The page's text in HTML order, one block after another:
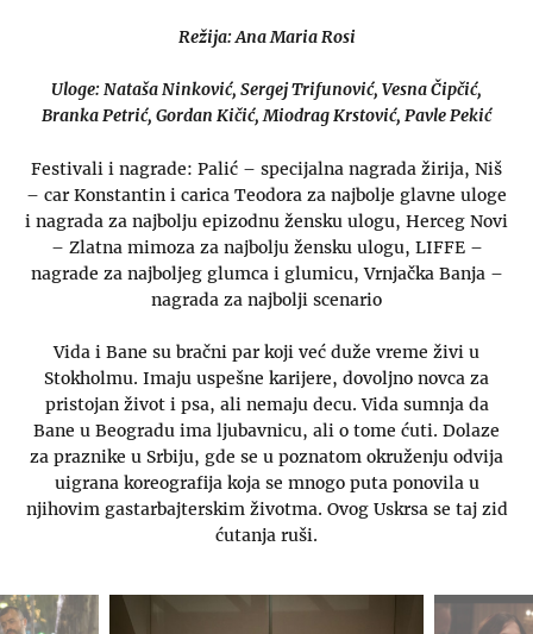
Režija: Ana Maria Rosi
Uloge: Nataša Ninković, Sergej Trifunović, Vesna Čipčić,
Branka Petrić, Gordan Kičić, Miodrag Krstović, Pavle Pekić
Festivali i nagrade: Palić – specijalna nagrada žirija, Niš
– car Konstantin i carica Teodora za najbolje glavne uloge
i nagrada za najbolju epizodnu žensku ulogu, Herceg Novi
– Zlatna mimoza za najbolju žensku ulogu, LIFFE –
nagrade za najboljeg glumca i glumicu, Vrnjačka Banja –
nagrada za najbolji scenario
Vida i Bane su bračni par koji već duže vreme živi u
Stokholmu. Imaju uspešne karijere, dovoljno novca za
pristojan život i psa, ali nemaju decu. Vida sumnja da
Bane u Beogradu ima ljubavnicu, ali o tome ćuti. Dolaze
za praznike u Srbiju, gde se u poznatom okruženju odvija
uigrana koreografija koja se mnogo puta ponovila u
njihovim gastarbajterskim životma. Ovog Uskrsa se taj zid
ćutanja ruši.